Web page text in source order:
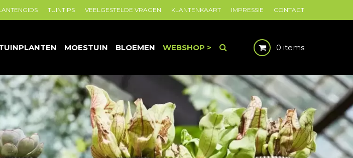
MOESTUIN BLOEMEN WEBSHOP >
TUINTIPS VEELGESTELDE VRAGEN KLANTENKAART IMPRESSIE CONTACT
0 items